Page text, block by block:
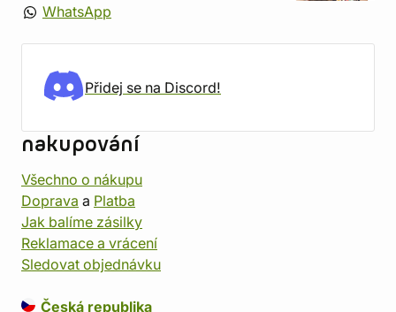
WhatsApp
Přidej se na Discord!
nakupování
Všechno o nákupu
Doprava a Platba
Jak balíme zásilky
Reklamace a vrácení
Sledovat objednávku
Česká republika